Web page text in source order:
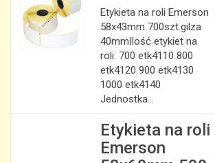
Etykieta na roli Emerson
58x43mm 700szt.gilza
40mmIlość etykiet na
roli: 700 etk4110 800
etk4120 900 etk4130
1000 etk4140
Jednostka...
Etykieta na roli
Emerson